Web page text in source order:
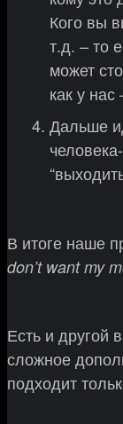
Кого вы
т.д. – то
может
как у нас
Дальше
В итоге наше
don’t want my
Есть и другой
сложное
подходит